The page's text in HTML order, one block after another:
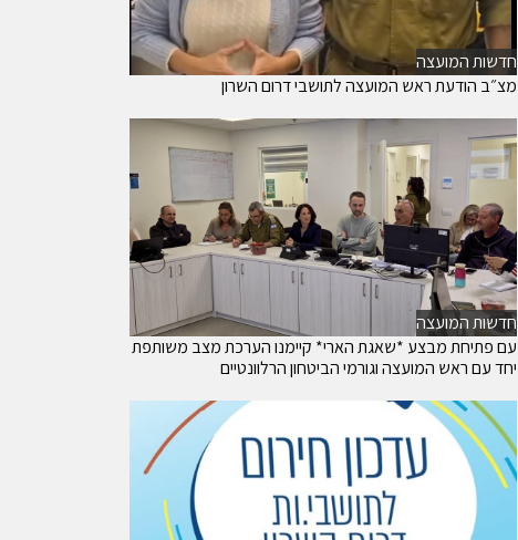
חדשות המועצה
מצ״ב הודעת ראש המועצה לתושבי דרום השרון
חדשות המועצה
עם פתיחת מבצע *שאגת הארי* קיימנו הערכת מצב משותפת
יחד עם ראש המועצה וגורמי הביטחון הרלוונטיים